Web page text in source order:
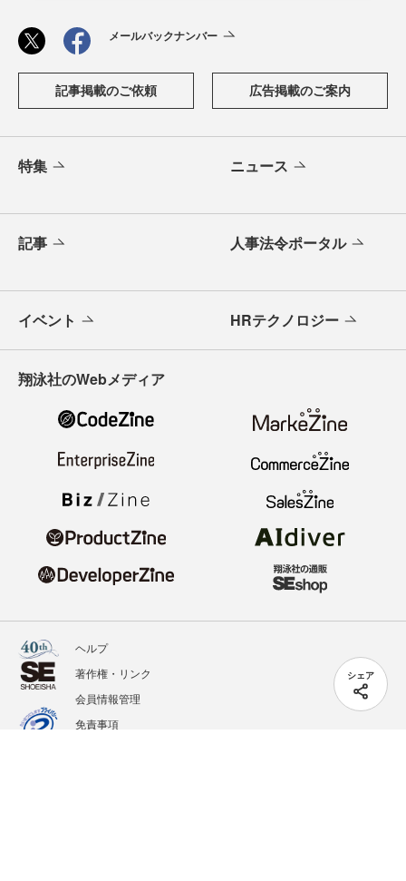
シェア
メールバックナンバー
記事掲載のご依頼 広告掲載のご案内
特集 ニュース
記事 人事法令ポータル
イベント HRテクノロジー
翔泳社のWebメディア
ヘルプ
著作権・リンク
会員情報管理
免責事項